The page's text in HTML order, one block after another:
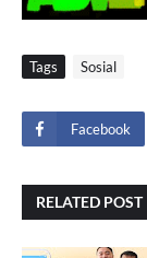
Tags Sosial
Facebook
RELATED POST